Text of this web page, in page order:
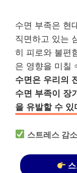
수면 부족은 현
직면하고 있는
히 피로와 불편
은 영향을 미칠
수면은 우리의
수면 부족이 장
을 유발할 수 있
스트레스 감